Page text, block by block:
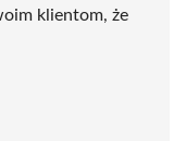
klientom, że